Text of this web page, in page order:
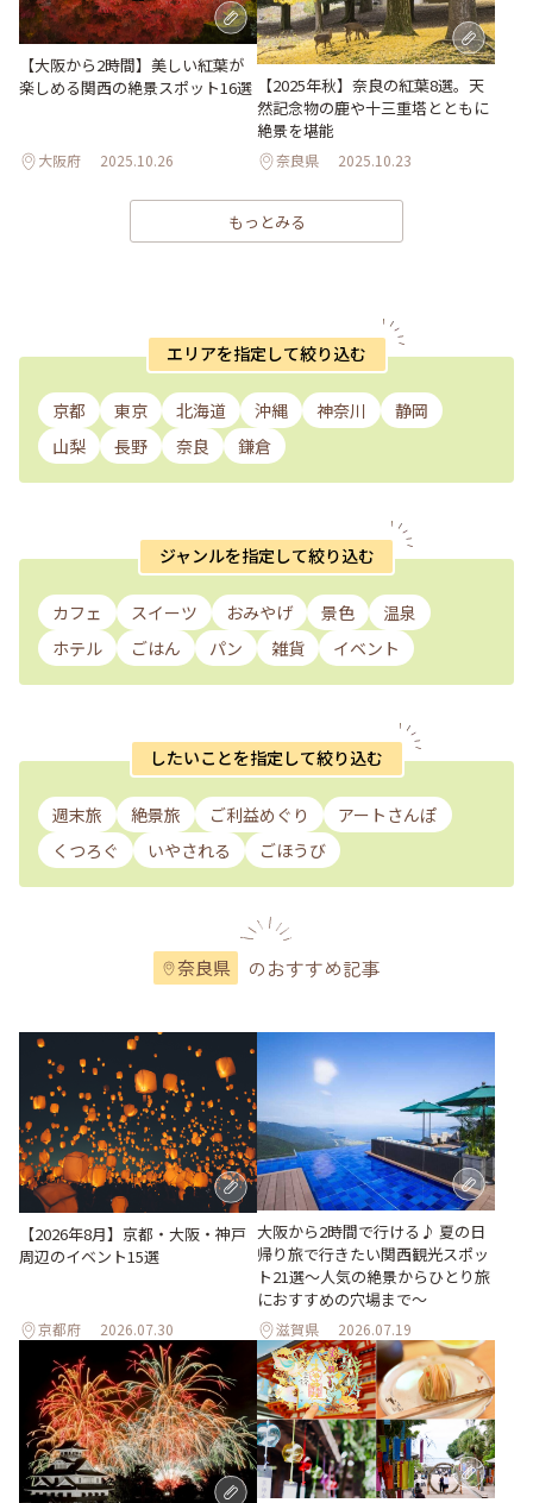
【大阪から2時間】美しい紅葉が
楽しめる関西の絶景スポット16選
大阪府 2025.10.26
【2025年秋】奈良の紅葉8選。天
然記念物の鹿や十三重塔とともに
絶景を堪能
奈良県 2025.10.23
もっとみる
エリアを指定して絞り込む
京都 東京 北海道 沖縄 神奈川
静岡
山梨
長野 奈良 鎌倉
ジャンルを指定して絞り込む
カフェ スイーツ おみやげ 景色
温泉
ホテル
ごはん パン 雑貨 イベント
したいことを指定して絞り込む
週末旅 絶景旅 ご利益めぐり
アートさんぽ
くつろぐ
いやされる ごほうび
奈良県 のおすすめ記事
【2026年8月】京都・大阪・神戸
周辺のイベント15選
京都府 2026.07.30
大阪から2時間で行ける♪ 夏の日
帰り旅で行きたい関西観光スポッ
ト21選～人気の絶景からひとり旅
におすすめの穴場まで～
滋賀県 2026.07.19